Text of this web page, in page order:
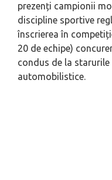
prezenți campionii
discipline sportive
înscrierea în
20 de echipe)
condus de la
automobilistice.